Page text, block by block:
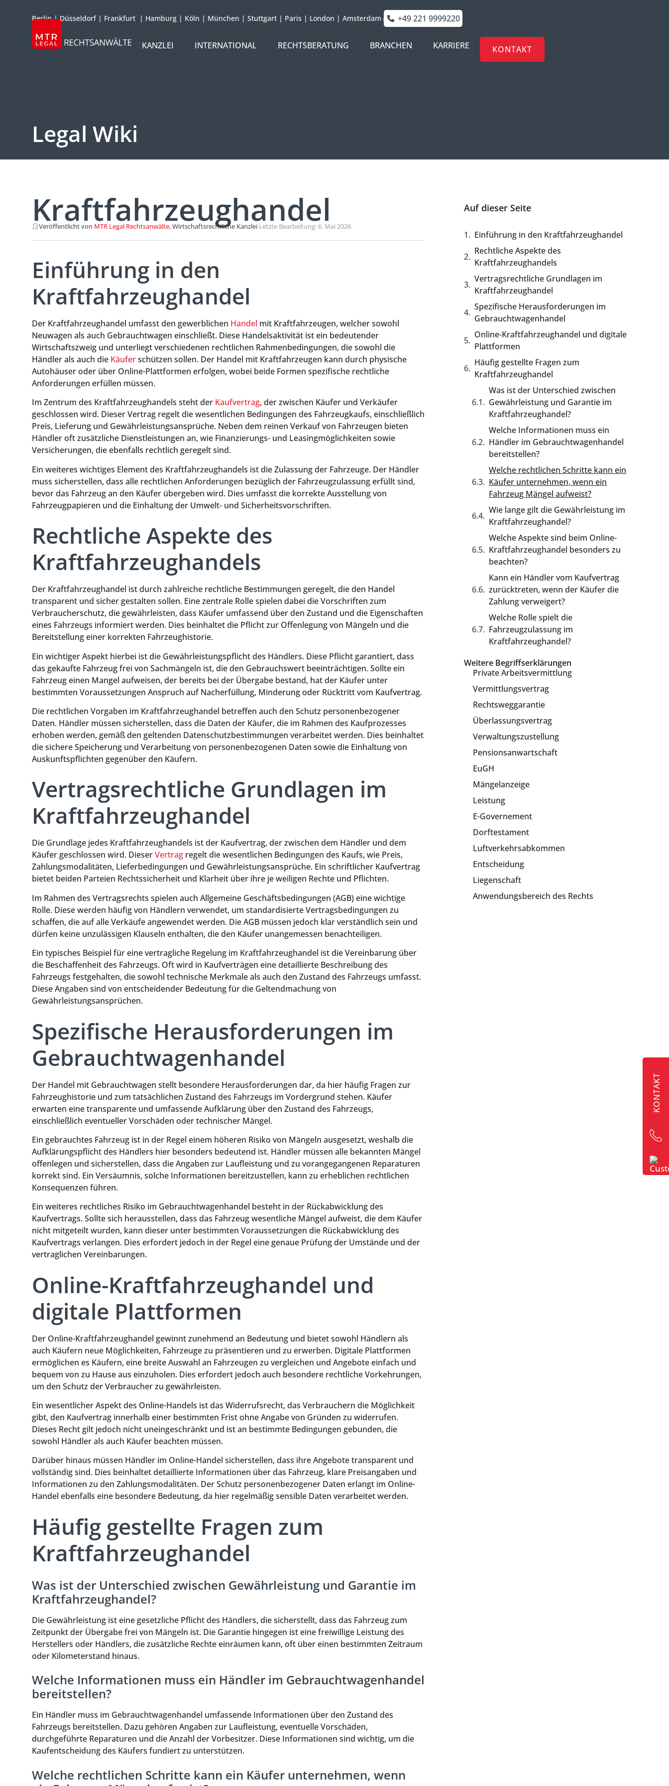
Berlin|Düsseldorf| Frankfurt | Hamburg | Köln | München | Stuttgart | Paris | London | Amsterdam +49 221 9999220
KANZLEI
INTERNATIONAL RECHTSBERATUNG BRANCHEN KARRIERE KONTAKT
Legal Wiki
Kraftfahrzeughandel
Veröffentlicht von MTR Legal Rechtsanwälte, Wirtschaftsrechtliche Kanzlei·Letzte Bearbeitung: 6. Mai 2026
Einführung in den
Kraftfahrzeughandel
Der Kraftfahrzeughandel umfasst den gewerblichen Handel mit Kraftfahrzeugen, welcher sowohl
Neuwagen als auch Gebrauchtwagen einschließt. Diese Handelsaktivität ist ein bedeutender
Wirtschaftszweig und unterliegt verschiedenen rechtlichen Rahmenbedingungen, die sowohl die
Händler als auch die Käuferschützen sollen. Der Handel mit Kraftfahrzeugen kann durch physische
Autohäuser oder über Online-Plattformen erfolgen, wobei beide Formen spezifische rechtliche
Anforderungen erfüllen müssen.
Im Zentrum des Kraftfahrzeughandels steht der Kaufvertrag, der zwischen Käufer und Verkäufer
geschlossen wird. Dieser Vertrag regelt die wesentlichen Bedingungen des Fahrzeugkaufs, einschließlich
Preis, Lieferung und Gewährleistungsansprüche. Neben dem reinen Verkauf von Fahrzeugen bieten
Händler oft zusätzliche Dienstleistungen an, wie Finanzierungs- und Leasingmöglichkeiten sowie
Versicherungen, die ebenfalls rechtlich geregelt sind.
Ein weiteres wichtiges Element des Kraftfahrzeughandels ist die Zulassung der Fahrzeuge. Der Händler
muss sicherstellen, dass alle rechtlichen Anforderungen bezüglich der Fahrzeugzulassung erfüllt sind,
bevor das Fahrzeug an den Käufer übergeben wird. Dies umfasst die korrekte Ausstellung von
Fahrzeugpapieren und die Einhaltung der Umwelt- und Sicherheitsvorschriften.
Rechtliche Aspekte des
Kraftfahrzeughandels
Der Kraftfahrzeughandel ist durch zahlreiche rechtliche Bestimmungen geregelt, die den Handel
transparent und sicher gestalten sollen. Eine zentrale Rolle spielen dabei die Vorschriften zum
Verbraucherschutz, die gewährleisten, dass Käufer umfassend über den Zustand und die Eigenschaften
eines Fahrzeugs informiert werden. Dies beinhaltet die Pflicht zur Offenlegung von Mängeln und die
Bereitstellung einer korrekten Fahrzeughistorie.
Ein wichtiger Aspekt hierbei ist die Gewährleistungspflicht des Händlers. Diese Pflicht garantiert, dass
das gekaufte Fahrzeug frei von Sachmängeln ist, die den Gebrauchswert beeinträchtigen. Sollte ein
Fahrzeug einen Mangel aufweisen, der bereits bei der Übergabe bestand, hat der Käufer unter
bestimmten Voraussetzungen Anspruch auf Nacherfüllung, Minderung oder Rücktritt vom Kaufvertrag.
Die rechtlichen Vorgaben im Kraftfahrzeughandel betreffen auch den Schutz personenbezogener
Daten. Händler müssen sicherstellen, dass die Daten der Käufer, die im Rahmen des Kaufprozesses
erhoben werden, gemäß den geltenden Datenschutzbestimmungen verarbeitet werden. Dies beinhaltet
die sichere Speicherung und Verarbeitung von personenbezogenen Daten sowie die Einhaltung von
Auskunftspflichten gegenüber den Käufern.
Vertragsrechtliche Grundlagen im
Kraftfahrzeughandel
Die Grundlage jedes Kraftfahrzeughandels ist der Kaufvertrag, der zwischen dem Händler und dem
Käufer geschlossen wird. DieserVertrag regelt die wesentlichen Bedingungen des Kaufs, wie Preis,
Zahlungsmodalitäten, Lieferbedingungen und Gewährleistungsansprüche. Ein schriftlicher Kaufvertrag
bietet beiden Parteien Rechtssicherheit und Klarheit über ihre je weiligen Rechte und Pflichten.
Im Rahmen des Vertragsrechts spielen auch Allgemeine Geschäftsbedingungen (AGB) eine wichtige
Rolle. Diese werden häufig von Händlern verwendet, um standardisierte Vertragsbedingungen zu
schaffen, die auf alle Verkäufe angewendet werden. Die AGB müssen jedoch klar verständlich sein und
dürfen keine unzulässigen Klauseln enthalten, die den Käufer unangemessen benachteiligen.
Ein typisches Beispiel für eine vertragliche Regelung im Kraftfahrzeughandel ist die Vereinbarung über
die Beschaffenheit des Fahrzeugs. Oft wird in Kaufverträgen eine detaillierte Beschreibung des
Fahrzeugs festgehalten, die sowohl technische Merkmale als auch den Zustand des Fahrzeugs umfasst.
Diese Angaben sind von entscheidender Bedeutung für die Geltendmachung von
Gewährleistungsansprüchen.
Spezifische Herausforderungen im
Gebrauchtwagenhandel
Der Handel mit Gebrauchtwagen stellt besondere Herausforderungen dar, da hier häufig Fragen zur
Fahrzeughistorie und zum tatsächlichen Zustand des Fahrzeugs im Vordergrund stehen. Käufer
erwarten eine transparente und umfassende Aufklärung über den Zustand des Fahrzeugs,
einschließlich eventueller Vorschäden oder technischer Mängel.
Ein gebrauchtes Fahrzeug ist in der Regel einem höheren Risiko von Mängeln ausgesetzt, weshalb die
Aufklärungspflicht des Händlers hier besonders bedeutend ist. Händler müssen alle bekannten Mängel
offenlegen und sicherstellen, dass die Angaben zur Laufleistung und zu vorangegangenen Reparaturen
korrekt sind. Ein Versäumnis, solche Informationen bereitzustellen, kann zu erheblichen rechtlichen
Konsequenzen führen.
Ein weiteres rechtliches Risiko im Gebrauchtwagenhandel besteht in der Rückabwicklung des
Kaufvertrags. Sollte sich herausstellen, dass das Fahrzeug wesentliche Mängel aufweist, die dem Käufer
nicht mitgeteilt wurden, kann dieser unter bestimmten Voraussetzungen die Rückabwicklung des
Kaufvertrags verlangen. Dies erfordert jedoch in der Regel eine genaue Prüfung der Umstände und der
vertraglichen Vereinbarungen.
Online-Kraftfahrzeughandel und
digitale Plattformen
Der Online-Kraftfahrzeughandel gewinnt zunehmend an Bedeutung und bietet sowohl Händlern als
auch Käufern neue Möglichkeiten, Fahrzeuge zu präsentieren und zu erwerben. Digitale Plattformen
ermöglichen es Käufern, eine breite Auswahl an Fahrzeugen zu vergleichen und Angebote einfach und
bequem von zu Hause aus einzuholen. Dies erfordert jedoch auch besondere rechtliche Vorkehrungen,
um den Schutz der Verbraucher zu gewährleisten.
Ein wesentlicher Aspekt des Online-Handels ist das Widerrufsrecht, das Verbrauchern die Möglichkeit
gibt, den Kaufvertrag innerhalb einer bestimmten Frist ohne Angabe von Gründen zu widerrufen.
Dieses Recht gilt jedoch nicht uneingeschränkt und ist an bestimmte Bedingungen gebunden, die
sowohl Händler als auch Käufer beachten müssen.
Darüber hinaus müssen Händler im Online-Handel sicherstellen, dass ihre Angebote transparent und
vollständig sind. Dies beinhaltet detaillierte Informationen über das Fahrzeug, klare Preisangaben und
Informationen zu den Zahlungsmodalitäten. Der Schutz personenbezogener Daten erlangt im Online-
Handel ebenfalls eine besondere Bedeutung, da hier regelmäßig sensible Daten verarbeitet werden.
Häufig gestellte Fragen zum
Kraftfahrzeughandel
Was ist der Unterschied zwischen Gewährleistung und Garantie im
Kraftfahrzeughandel?
Die Gewährleistung ist eine gesetzliche Pflicht des Händlers, die sicherstellt, dass das Fahrzeug zum
Zeitpunkt der Übergabe frei von Mängeln ist. Die Garantie hingegen ist eine freiwillige Leistung des
Herstellers oder Händlers, die zusätzliche Rechte einräumen kann, oft über einen bestimmten Zeitraum
oder Kilometerstand hinaus.
Welche Informationen muss ein Händler im Gebrauchtwagenhandel
bereitstellen?
Ein Händler muss im Gebrauchtwagenhandel umfassende Informationen über den Zustand des
Fahrzeugs bereitstellen. Dazu gehören Angaben zur Laufleistung, eventuelle Vorschäden,
durchgeführte Reparaturen und die Anzahl der Vorbesitzer. Diese Informationen sind wichtig, um die
Kaufentscheidung des Käufers fundiert zu unterstützen.
Welche rechtlichen Schritte kann ein Käufer unternehmen, wenn
Auf dieser Seite
Einführung in den Kraftfahrzeughandel
Rechtliche Aspekte des
Kraftfahrzeughandels
Vertragsrechtliche Grundlagen im
Kraftfahrzeughandel
Spezifische Herausforderungen im
Gebrauchtwagenhandel
Online-Kraftfahrzeughandel und digitale
Plattformen
Häufig gestellte Fragen zum
Kraftfahrzeughandel
Was ist der Unterschied zwischen
Gewährleistung und Garantie im
Kraftfahrzeughandel?
Welche Informationen muss ein
Händler im Gebrauchtwagenhandel
bereitstellen?
Welche rechtlichen Schritte kann ein
Käufer unternehmen, wenn ein
Fahrzeug Mängel aufweist?
Wie lange gilt die Gewährleistung im
Kraftfahrzeughandel?
Welche Aspekte sind beim Online-
Kraftfahrzeughandel besonders zu
beachten?
Kann ein Händler vom Kaufvertrag
zurücktreten, wenn der Käufer die
Zahlung verweigert?
Welche Rolle spielt die
Fahrzeugzulassung im
Kraftfahrzeughandel?
Weitere Begriffserklärungen
Private Arbeitsvermittlung
Vermittlungsvertrag
Rechtsweggarantie
Überlassungsvertrag
Verwaltungszustellung
Pensionsanwartschaft
EuGH
Mängelanzeige
Leistung
E-Governement
Dorftestament
Luftverkehrsabkommen
Entscheidung
Liegenschaft
Anwendungsbereich des Rechts
KONTAKT